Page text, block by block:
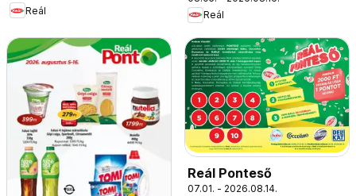
Reál
Reál
Reál Ponteső
07.01. - 2026.08.14.